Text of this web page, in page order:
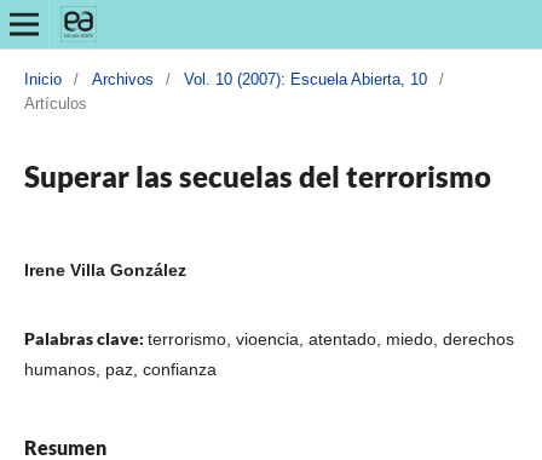
Inicio / Archivos / Vol. 10 (2007): Escuela Abierta, 10
/
Artículos
Superar las secuelas del terrorismo
Irene Villa González
Palabras clave: terrorismo, vioencia, atentado, miedo, derechos
humanos, paz, confianza
Resumen